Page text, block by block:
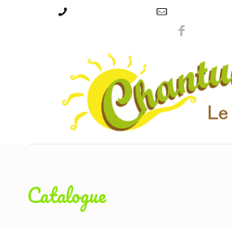
Catalogue